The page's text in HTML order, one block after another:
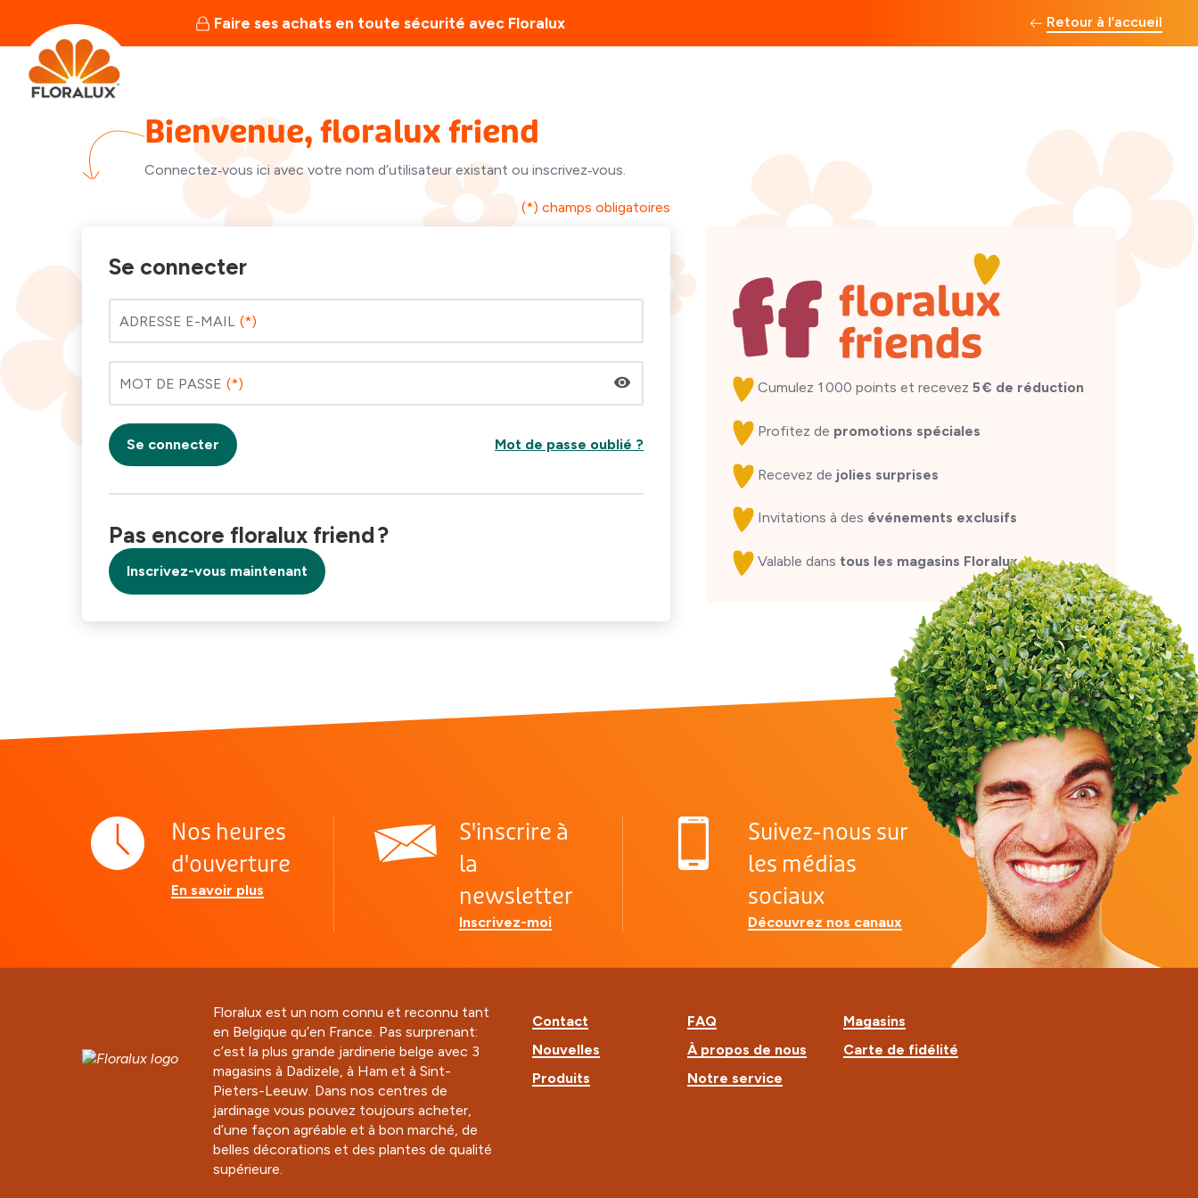
Faire ses achats en toute sécurité avec Floralux Retour à l’accueil
Bienvenue, floralux friend
Connectez‑vous ici avec votre nom d’utilisateur existant ou inscrivez‑vous.
(*) champs obligatoires
Se connecter
ADRESSE E-MAIL
MOT DE PASSE
Mot de passe oublié ?
Se connecter
Inscrivez-vous maintenant
Pas encore floralux friend ?
Cumulez 1 000 points et recevez 5 € de réduction
Profitez de promotions spéciales
Recevez de jolies surprises
Invitations à des événements exclusifs
Valable dans tous les magasins Floralux
Nos heures
d'ouverture
En savoir plus
S'inscrire à
la
newsletter
Inscrivez-moi
Suivez-nous sur
les médias
sociaux
Découvrez nos canaux
Floralux est un nom connu et reconnu tant
en Belgique qu’en France. Pas surprenant:
c’est la plus grande jardinerie belge avec 3
magasins à Dadizele, à Ham et à Sint-
Pieters-Leeuw. Dans nos centres de
jardinage vous pouvez toujours acheter,
d’une façon agréable et à bon marché, de
belles décorations et des plantes de qualité
supérieure.
Contact
Nouvelles
Produits
FAQ
À propos de nous
Notre service
Magasins
Carte de fidélité